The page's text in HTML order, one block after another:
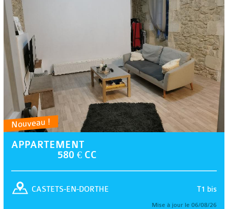
Nouveau !
APPARTEMENT
580 € CC
T1 bis
CASTETS-EN-DORTHE
Mise à jour le 06/08/26